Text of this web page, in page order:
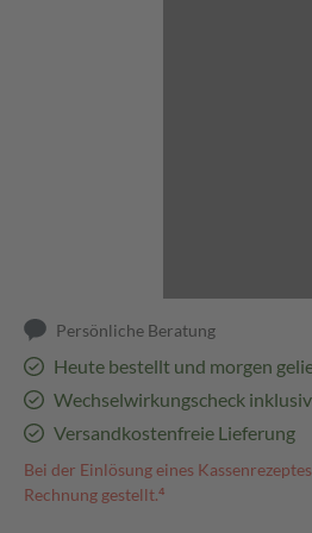
Persönliche Beratung
Heute bestellt und morgen
Wechselwirkungscheck
Versandkostenfreie Lieferung
Bei der Einlösung eines
Rechnung gestellt.⁴